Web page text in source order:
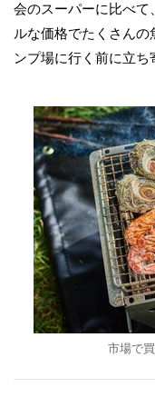
会のスーパーに比べ
ルな価格でたくさん
ンプ場に行く前に立ち
市場で